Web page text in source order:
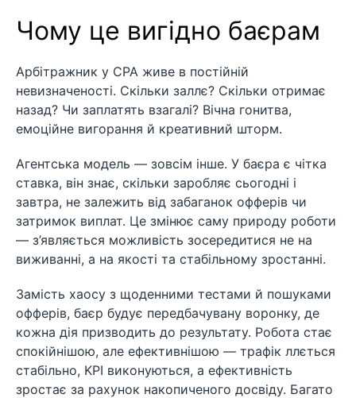
Чому це вигідно баєрам
Арбітражник у CPA живе в постійній
невизначеності. Скільки заллє? Скільки отримає
назад? Чи заплатять взагалі? Вічна гонитва,
емоційне вигорання й креативний шторм.
Агентська модель — зовсім інше. У баєра є чітка
ставка, він знає, скільки заробляє сьогодні і
завтра, не залежить від забаганок офферів чи
затримок виплат. Це змінює саму природу роботи
— з’являється можливість зосередитися не на
виживанні, а на якості та стабільному зростанні.
Замість хаосу з щоденними тестами й пошуками
офферів, баєр будує передбачувану воронку, де
кожна дія призводить до результату. Робота стає
спокійнішою, але ефективнішою — трафік ллється
стабільно, KPI виконуються, а ефективність
зростає за рахунок накопиченого досвіду. Багато